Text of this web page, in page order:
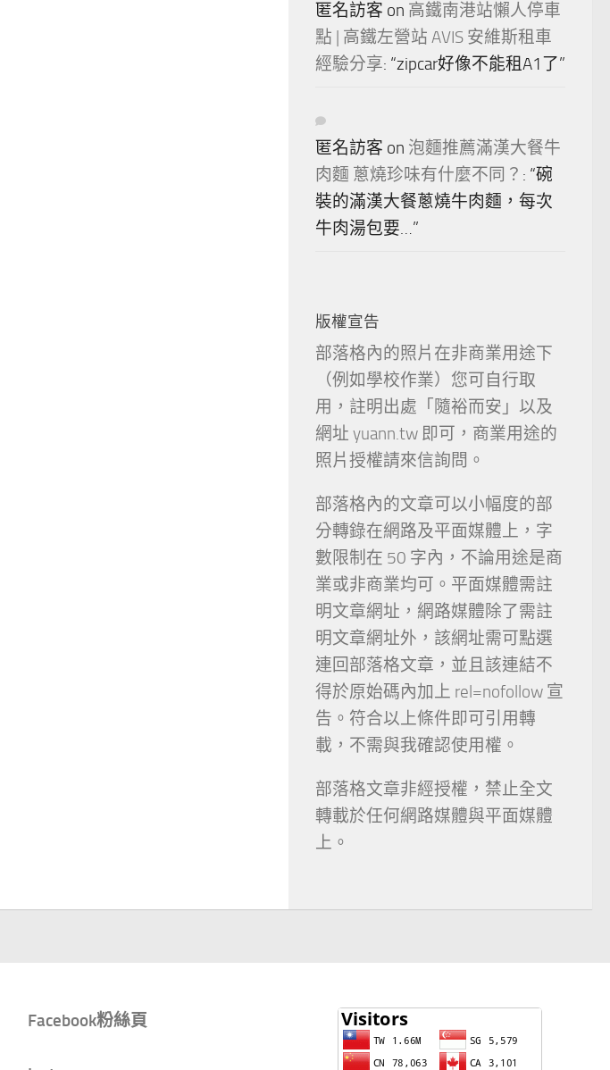
匿名訪客 on 高鐵南港站懶人停車
點 | 高鐵左營站 AVIS 安維斯租車
經驗分享: “zipcar好像不能租A1了”
匿名訪客 on 泡麵推薦滿漢大餐牛
肉麵 蔥燒珍味有什麼不同？ : “碗
裝的滿漢大餐蔥燒牛肉麵，每次
牛肉湯包要…”
版權宣告
部落格內的照片在非商業用途下
（例如學校作業）您可自行取
用，註明出處「隨裕而安」以及
網址 yuann.tw 即可，商業用途的
照片授權請來信詢問。
部落格內的文章可以小幅度的部
分轉錄在網路及平面媒體上，字
數限制在 50 字內，不論用途是商
業或非商業均可。平面媒體需註
明文章網址，網路媒體除了需註
明文章網址外，該網址需可點選
連回部落格文章，並且該連結不
得於原始碼內加上 rel=nofollow 宣
告。符合以上條件即可引用轉
載，不需與我確認使用權。
部落格文章非經授權，禁止全文
轉載於任何網路媒體與平面媒體
上。
Facebook粉絲頁